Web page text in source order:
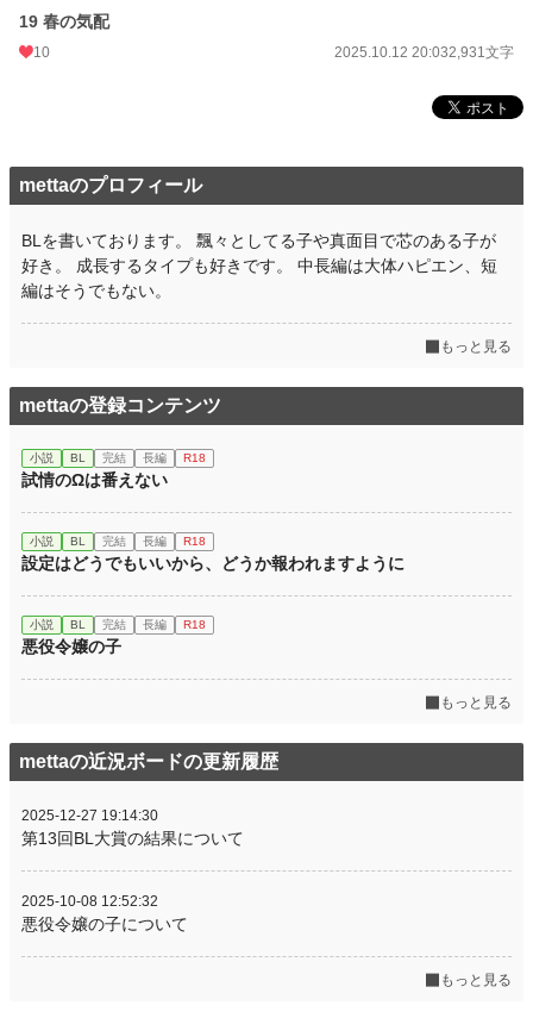
19 春の気配
10 2025.10.12 20:032,931文字
mettaのプロフィール
BLを書いております。 飄々としてる子や真面目で芯のある子が
好き。 成長するタイプも好きです。 中長編は大体ハピエン、短
編はそうでもない。
もっと見る
mettaの登録コンテンツ
小説 BL 完結 長編 R18
試情のΩは番えない
小説 BL 完結 長編 R18
設定はどうでもいいから、どうか報われますように
小説 BL 完結 長編 R18
悪役令嬢の子
もっと見る
mettaの近況ボードの更新履歴
2025-12-27 19:14:30
第13回BL大賞の結果について
2025-10-08 12:52:32
悪役令嬢の子について
もっと見る